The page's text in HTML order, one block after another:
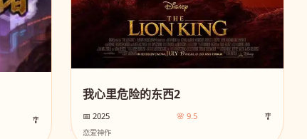
🎐
我心里危险的东西2
📅 2025 🌸 9.5 🎐
恋爱神作